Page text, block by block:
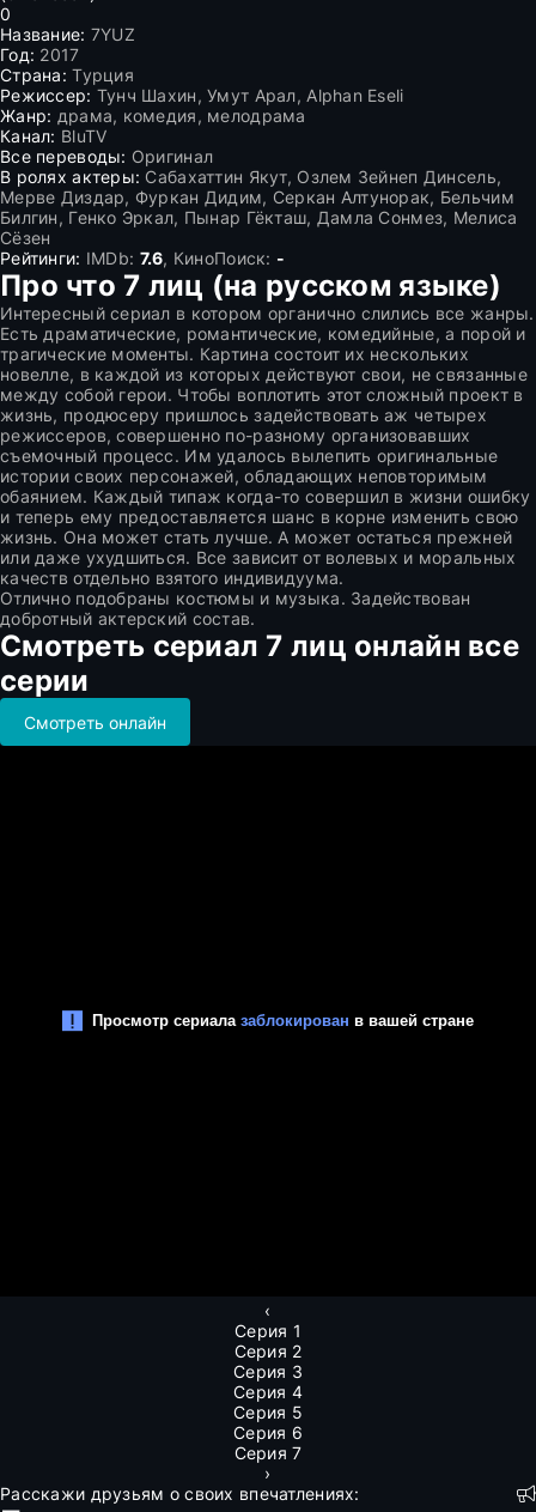
0
Название: 7YUZ
Год: 2017
Страна: Турция
Режиссер: Тунч Шахин, Умут Арал, Alphan Eseli
Жанр: драма, комедия, мелодрама
Канал: BluTV
Все переводы: Оригинал
В ролях актеры: Сабахаттин Якут, Озлем Зейнеп Динсель,
Мерве Диздар, Фуркан Дидим, Серкан Алтунорак, Бельчим
Билгин, Генко Эркал, Пынар Гёкташ, Дамла Сонмез, Мелиса
Сёзен
Рейтинги: IMDb: 7.6, КиноПоиск: -
Про что 7 лиц (на русском языке)
Интересный сериал в котором органично слились все жанры.
Есть драматические, романтические, комедийные, а порой и
трагические моменты. Картина состоит их нескольких
новелле, в каждой из которых действуют свои, не связанные
между собой герои. Чтобы воплотить этот сложный проект в
жизнь, продюсеру пришлось задействовать аж четырех
режиссеров, совершенно по-разному организовавших
съемочный процесс. Им удалось вылепить оригинальные
истории своих персонажей, обладающих неповторимым
обаянием. Каждый типаж когда-то совершил в жизни ошибку
и теперь ему предоставляется шанс в корне изменить свою
жизнь. Она может стать лучше. А может остаться прежней
или даже ухудшиться. Все зависит от волевых и моральных
качеств отдельно взятого индивидуума.
Отлично подобраны костюмы и музыка. Задействован
добротный актерский состав.
Смотреть сериал 7 лиц онлайн все
серии
Смотреть онлайн
‹
Серия 1
Серия 2
Серия 3
Серия 4
Серия 5
Серия 6
Серия 7
›
Расскажи друзьям о своих впечатлениях: